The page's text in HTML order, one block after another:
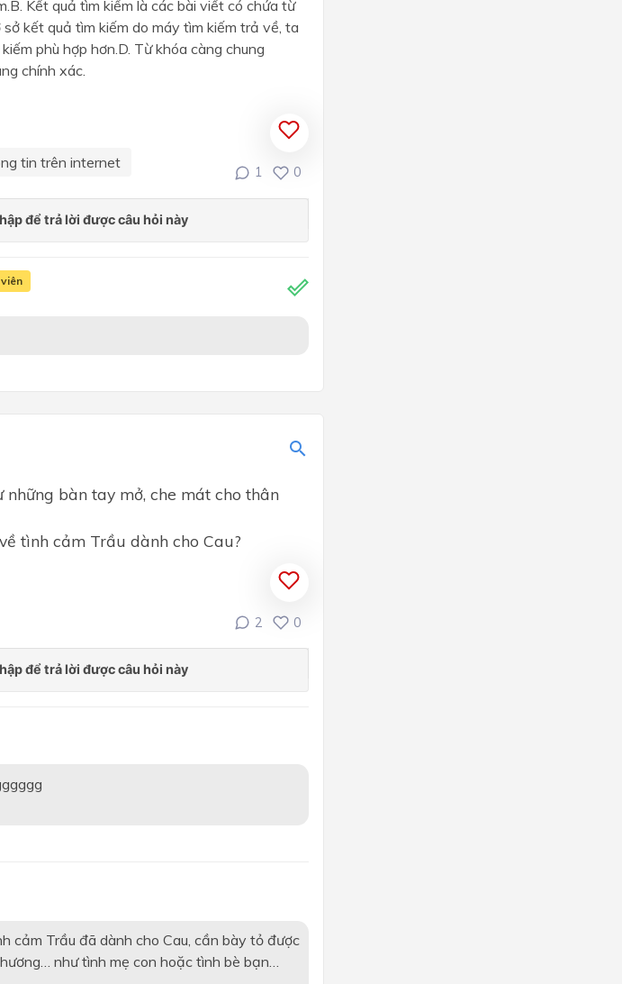
Kết quả tìm kiếm là các bài viết có chứa từ
kết quả tìm kiếm do máy tìm kiếm trả về, ta
phù hợp hơn.D. Từ khóa càng chung
chính xác.
tin trên internet
1 0
bàn tay mở, che mát cho thân
tình cảm Trầu dành cho Cau?
2 0
cảm Trầu đã dành cho Cau, cần bày tỏ được
như tình mẹ con hoặc tình bè bạn…